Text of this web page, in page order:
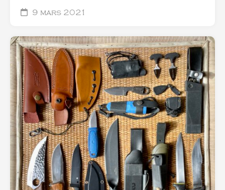
9 mars 2021